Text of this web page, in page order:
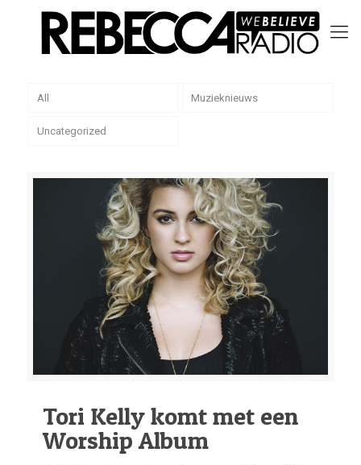
All Muzieknieuws
Uncategorized
Tori Kelly komt met een
Worship Album